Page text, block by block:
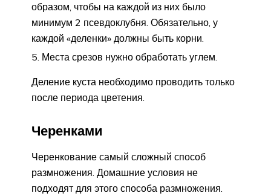
образом, чтобы на каждой из них было
минимум 2 псевдоклубня. Обязательно, у
каждой «деленки» должны быть корни.
Места срезов нужно обработать углем.
Деление куста необходимо проводить только
после периода цветения.
Черенками
Черенкование самый сложный способ
размножения. Домашние условия не
подходят для этого способа размножения.